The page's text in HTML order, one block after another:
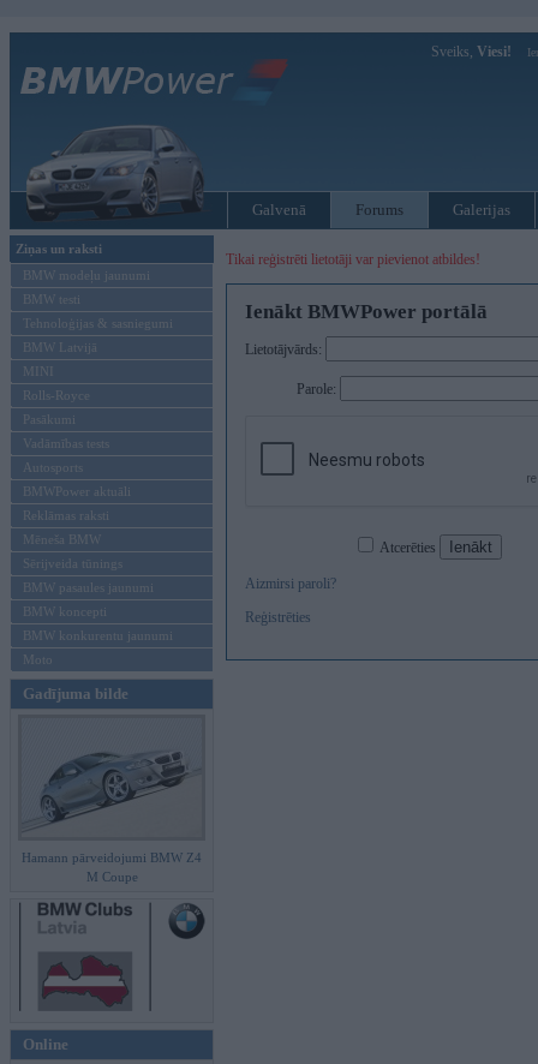
Sveiks, Viesi!
Galvenā Forums Galerijas
Ziņas un raksti
BMW modeļu jaunumi
BMW testi
Tehnoloģijas & sasniegumi
BMW Latvijā
MINI
Rolls-Royce
Pasākumi
Vadāmības tests
Autosports
BMWPower aktuāli
Reklāmas raksti
Mēneša BMW
Sērijveida tūnings
BMW pasaules jaunumi
BMW koncepti
BMW konkurentu jaunumi
Moto
Gadījuma bilde
Hamann pārveidojumi BMW Z4
M Coupe
Online
Tikai reģistrēti lietotāji var pievienot atbildes!
Ienākt BMWPower portālā
Lietotājvārds:
Parole:
Atcerēties
Aizmirsi paroli?
Reģistrēties